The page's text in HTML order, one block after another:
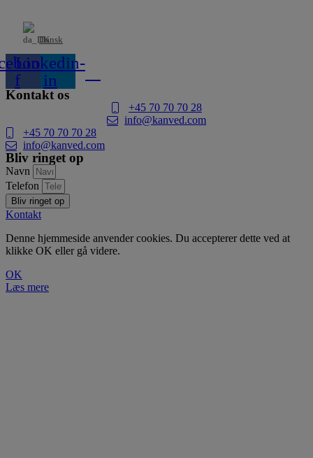
Dansk
f
Linkedin-
in
Kontakt os
+45 70 70 70 28
info@kanved.com
+45 70 70 70 28
info@kanved.com
Bliv ringet op
Navn
Telefon
Bliv ringet op
Kontakt
Denne hjemmeside anvender cookies. Du accepterer dette ved at
klikke OK eller gå videre.
OK
Læs mere